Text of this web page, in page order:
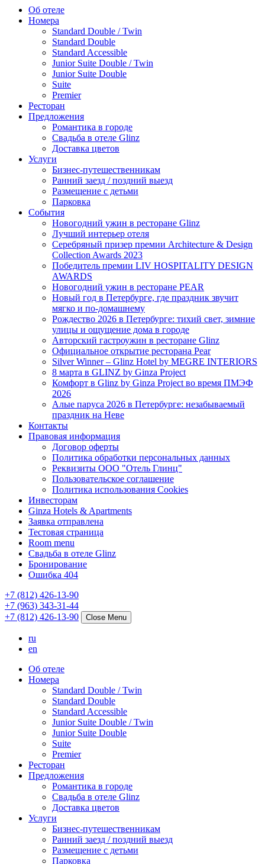
Об отеле
Номера
Standard Double / Twin
Standard Double
Standard Accessible
Junior Suite Double / Twin
Junior Suite Double
Suite
Premier
Ресторан
Предложения
Романтика в городе
Свадьба в отеле Glinz
Доставка цветов
Услуги
Бизнес-путешественникам
Ранний заезд / поздний выезд
Размещение с детьми
Парковка
События
Новогодний ужин в ресторане Glinz
Лучший интерьер отеля
Серебряный призер премии Architecture & Design
Collection Awards 2023
Победитель премии LIV HOSPITALITY DESIGN
AWARDS
Новогодний ужин в ресторане PEAR
Новый год в Петербурге, где праздник звучит
мягко и по-домашнему
Рождество 2026 в Петербурге: тихий свет, зимние
улицы и ощущение дома в городе
Авторский гастроужин в ресторане Glinz
Официальное открытие ресторана Pear
Silver Winner – Glinz Hotel by MEGRE INTERIORS
8 марта в GLINZ by Ginza Project
Комфорт в Glinz by Ginza Project во время ПМЭФ
2026
Алые паруса 2026 в Петербурге: незабываемый
праздник на Неве
Контакты
Правовая информация
Договор оферты
Политика обработки персональных данных
Реквизиты ООО "Отель Глинц"
Пользовательское соглашение
Политика использования Cookies
Инвесторам
Ginza Hotels & Apartments
Заявка отправлена
Тестовая страница
Room menu
Свадьба в отеле Glinz
Бронирование
Ошибка 404
+7 (812) 426-13-90
+7 (963) 343-31-44
+7 (812) 426-13-90
Close Menu
ru
en
Об отеле
Номера
Standard Double / Twin
Standard Double
Standard Accessible
Junior Suite Double / Twin
Junior Suite Double
Suite
Premier
Ресторан
Предложения
Романтика в городе
Свадьба в отеле Glinz
Доставка цветов
Услуги
Бизнес-путешественникам
Ранний заезд / поздний выезд
Размещение с детьми
Парковка